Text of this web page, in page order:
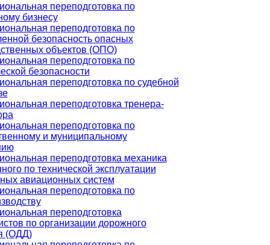
переподготовка по
бизнесу
переподготовка по
безопасность опасных
объектов (ОПО)
переподготовка по
безопасности
переподготовка по судебной
переподготовка тренера-
переподготовка по
и муниципальному
переподготовка механика
по технической эксплуатации
авиационных систем
переподготовка по
переподготовка
по организации дорожного
(ОДД)